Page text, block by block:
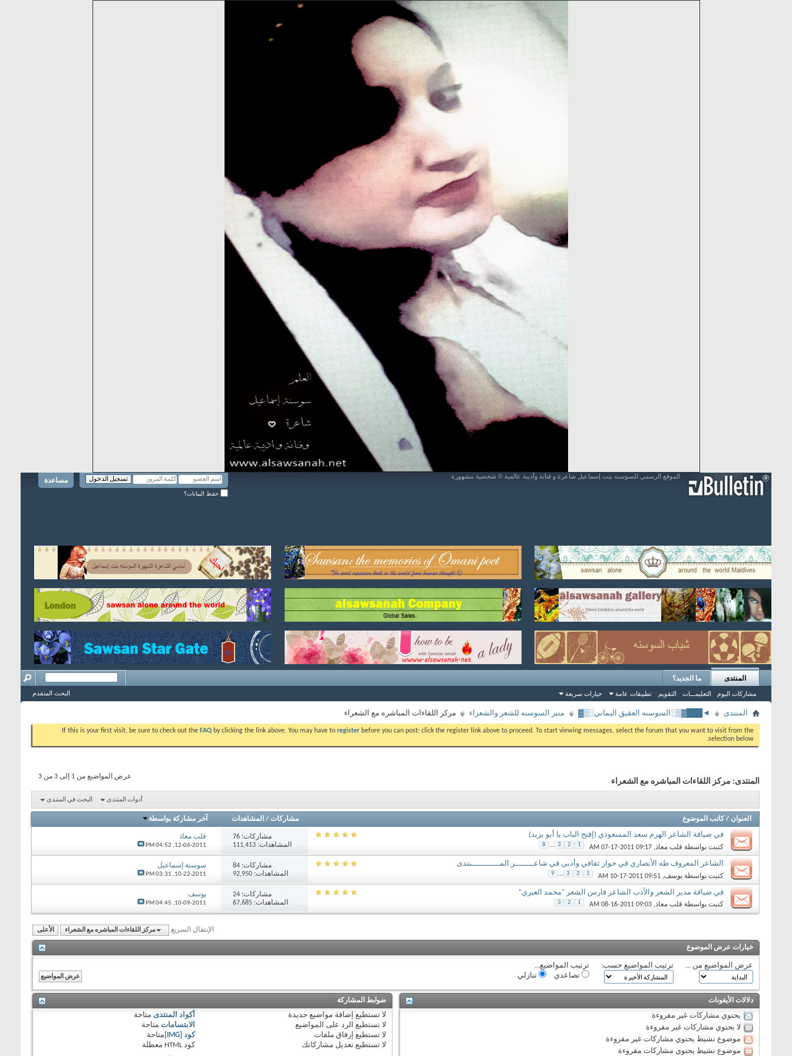
مساعدة
حفظ البيانات؟
الموقع الرسمي للسوسنه بنت إسماعيل شاعرة و فنانة وأديبة عالمية © شخصية مشهورة
المنتدى
مشاركات اليوم التعليمـــات التقويم تطبيقات عامة خيارات سريعة
ما الجديد؟
البحث المتقدم
المنتدى ◄███▓▒░السوسنه العقيق اليماني░▒▓ منبر السوسنه للشعر والشعراء مركز اللقاءات المباشره مع الشعراء
If this is your first visit, be sure to check out the FAQ by clicking the link above. You may have to register before you can post: click the register link above to proceed. To start viewing messages, select the forum that you want to visit from the
selection below.
عرض المواضيع من 1 إلى 3 من 3
المنتدى: مركز اللقاءات المباشره مع الشعراء
أدوات المنتدى البحث في المنتدى
العنوان / كاتب الموضوع مشاركات / المشاهدات آخر مشاركة بواسطة
في ضيافة الشاعر الهرم سعد المسعودي (إفتح الباب يا أبو يزيد)
كتبت بواسطة قلب معاذ‏, 07-17-2011 09:17 AM
1
2
3
...
8
مشاركات:76
المشاهدات: 111,413
قلب معاذ
12-06-2011,
04:52 PM
الشاعر المعروف طه الأنصاري في حوار ثقافي وأدبي في شاعــــــــر المــــــــــــنتدى
كتبت بواسطة يوسف‏, 10-17-2011 09:51 AM
1
2
3
...
9
مشاركات:84
المشاهدات: 92,950
سوسنة إسماعيل
10-22-2011,
03:31 PM
في ضيافة مدير الشعر والأدب الشاعر فارس الشعر "محمد العبري"
كتبت بواسطة قلب معاذ‏, 08-16-2011 09:03 AM
1
2
3
مشاركات:24
المشاهدات: 67,685
يوسف
10-09-2011,
04:45 PM
الإنتقال السريع مركز اللقاءات المباشره مع الشعراء الأعلى
خيارات عرض الموضوع
عرض المواضيع من ... ترتيب المواضيع حسب:
ترتيب المواضيع...
تصاعدي
تنازلي
دلالات الأيقونات
يحتوي مشاركات غير مقروءة
لا يحتوي مشاركات غير مقروءة
موضوع نشيط يحتوي مشاركات غير مقروءة
موضوع نشيط يحتوي مشاركات مقروءة
ضوابط المشاركة
لا تستطيع إضافة مواضيع جديدة
لا تستطيع الرد على المواضيع
لا تستطيع إرفاق ملفات
لا تستطيع تعديل مشاركاتك
أكواد المنتدى متاحة
الابتسامات متاحة
كود [IMG]
متاحة
كود HTML
معطلة